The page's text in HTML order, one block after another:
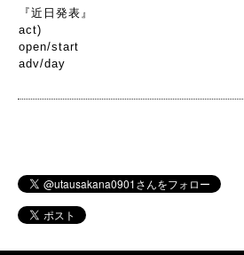
『近日発表』
act)
open/start
adv/day